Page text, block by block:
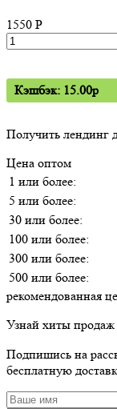
1550 P
Кэшбэк: 15.00p
Получить лендинг
Цена оптом
1 или более:
5 или более:
30 или более:
100 или более:
300 или более:
500 или более:
рекомендованная
Узнай хиты продаж
Подпишись на
бесплатную